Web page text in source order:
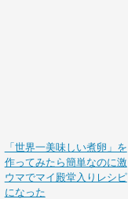
「世界一美味しい煮卵」を
作ってみたら簡単なのに激
ウマでマイ殿堂入りレシピ
になった